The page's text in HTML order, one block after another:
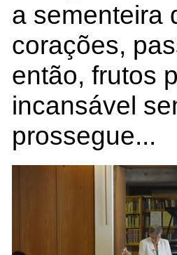
a sementeira
corações,
então, frutos
incansável
prossegue...